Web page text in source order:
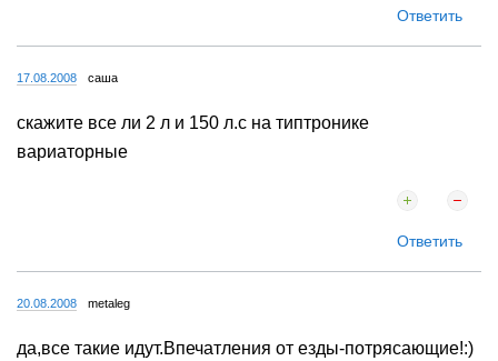
Ответить
17.08.2008 саша
скажите все ли 2 л и 150 л.с на типтронике
вариаторные
Ответить
20.08.2008 metaleg
да,все такие идут.Впечатления от езды-потрясающие!:)